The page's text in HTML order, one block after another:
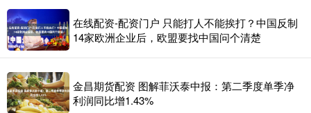
在线配资-配资门户 只能打人不能挨打？中国反制
14家欧洲企业后，欧盟要找中国问个清楚
金昌期货配资 图解菲沃泰中报：第二季度单季净
利润同比增1.43%